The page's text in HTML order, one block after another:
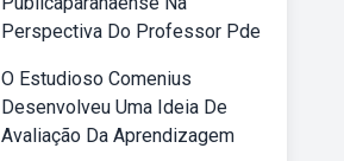
Perspectiva Do Professor Pde
O Estudioso Comenius
Desenvolveu Uma Ideia De
Avaliação Da Aprendizagem